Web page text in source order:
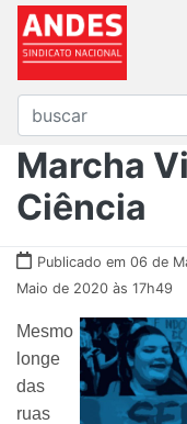
Marcha
Ciência
Publicado em 06 de
Maio de 2020 às 17h49
Mesmo
longe
das
ruas